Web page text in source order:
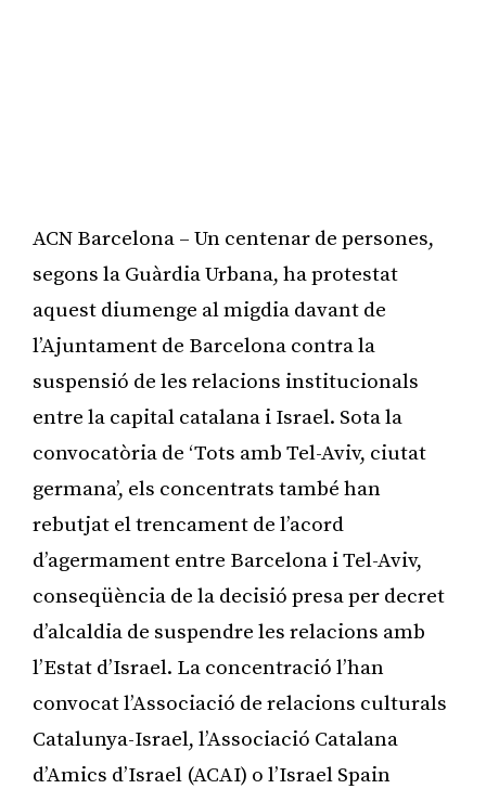
ACN Barcelona – Un centenar de persones,
segons la Guàrdia Urbana, ha protestat
aquest diumenge al migdia davant de
l’Ajuntament de Barcelona contra la
suspensió de les relacions institucionals
entre la capital catalana i Israel. Sota la
convocatòria de ‘Tots amb Tel-Aviv, ciutat
germana’, els concentrats també han
rebutjat el trencament de l’acord
d’agermament entre Barcelona i Tel-Aviv,
conseqüència de la decisió presa per decret
d’alcaldia de suspendre les relacions amb
l’Estat d’Israel. La concentració l’han
convocat l’Associació de relacions culturals
Catalunya-Israel, l’Associació Catalana
d’Amics d’Israel (ACAI) o l’Israel Spain